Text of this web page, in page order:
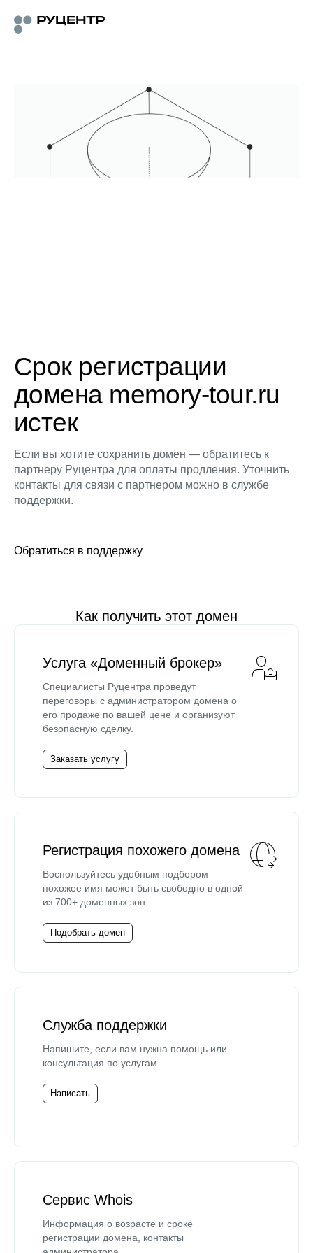
Срок регистрации
домена memory-tour.ru
истек
Если вы хотите сохранить домен — обратитесь к
партнеру Руцентра для оплаты продления. Уточнить
контакты для связи с партнером можно в службе
поддержки.
Обратиться в поддержку
Как получить этот домен
Услуга «Доменный брокер»
Специалисты Руцентра проведут
переговоры с администратором домена о
его продаже по вашей цене и организуют
безопасную сделку.
Заказать услугу
Регистрация похожего домена
Воспользуйтесь удобным подбором —
похожее имя может быть свободно в одной
из 700+ доменных зон.
Подобрать домен
Служба поддержки
Напишите, если вам нужна помощь или
консультация по услугам.
Написать
Сервис Whois
Информация о возрасте и сроке
регистрации домена, контакты